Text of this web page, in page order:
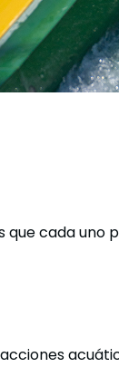
cada uno